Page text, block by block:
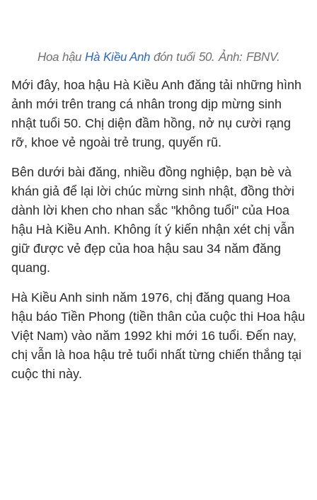
Hoa hậu Hà Kiều Anhđón tuổi 50. Ảnh: FBNV.
Mới đây, hoa hậu Hà Kiều Anh đăng tải những hình
ảnh mới trên trang cá nhân trong dịp mừng sinh
nhật tuổi 50. Chị diện đầm hồng, nở nụ cười rạng
rỡ, khoe vẻ ngoài trẻ trung, quyến rũ.
Bên dưới bài đăng, nhiều đồng nghiệp, bạn bè và
khán giả để lại lời chúc mừng sinh nhật, đồng thời
dành lời khen cho nhan sắc "không tuổi" của Hoa
hậu Hà Kiều Anh. Không ít ý kiến nhận xét chị vẫn
giữ được vẻ đẹp của hoa hậu sau 34 năm đăng
quang.
Hà Kiều Anh sinh năm 1976, chị đăng quang Hoa
hậu báo Tiền Phong (tiền thân của cuộc thi Hoa hậu
Việt Nam) vào năm 1992 khi mới 16 tuổi. Đến nay,
chị vẫn là hoa hậu trẻ tuổi nhất từng chiến thắng tại
cuộc thi này.